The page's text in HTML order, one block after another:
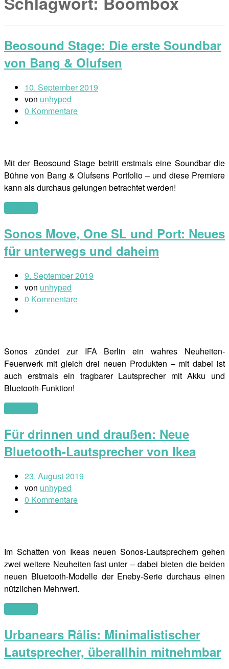
Beosound Stage: Die erste Soundbar
von Bang & Olufsen
10. September 2019
von unhyped
0 Kommentare
Mit der Beosound Stage betritt erstmals eine Soundbar die
Bühne von Bang & Olufsens Portfolio – und diese Premiere
kann als durchaus gelungen betrachtet werden!
Sonos Move, One SL und Port: Neues
für unterwegs und daheim
9. September 2019
von unhyped
0 Kommentare
Sonos zündet zur IFA Berlin ein wahres Neuheiten-
Feuerwerk mit gleich drei neuen Produkten – mit dabei ist
auch erstmals ein tragbarer Lautsprecher mit Akku und
Bluetooth-Funktion!
Für drinnen und draußen: Neue
Bluetooth-Lautsprecher von Ikea
23. August 2019
von unhyped
0 Kommentare
Im Schatten von Ikeas neuen Sonos-Lautsprechern gehen
zwei weitere Neuheiten fast unter – dabei bieten die beiden
neuen Bluetooth-Modelle der Eneby-Serie durchaus einen
nützlichen Mehrwert.
Urbanears Rålis: Minimalistischer
Lautsprecher, überallhin mitnehmbar